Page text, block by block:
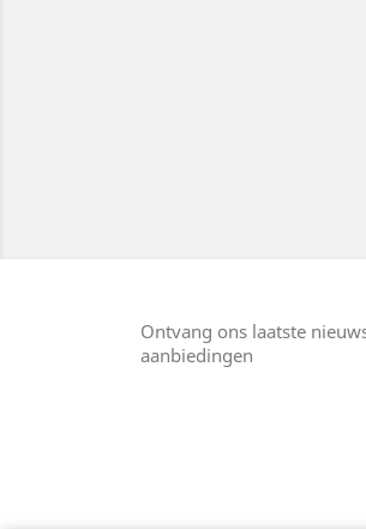
Ontvang ons laatste
aanbiedingen